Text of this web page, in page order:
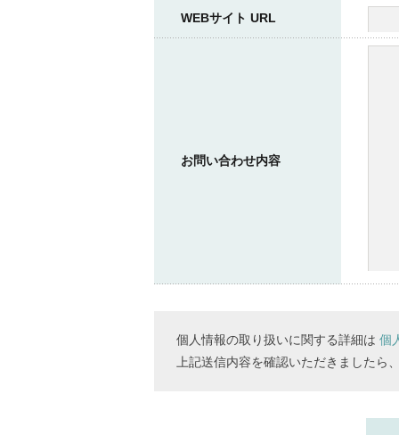
WEBサイト URL
お問い合わせ内容
個人情報の取り扱いに関する詳細は 個
上記送信内容を確認いただきましたら